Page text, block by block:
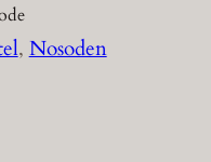
, Nosoden